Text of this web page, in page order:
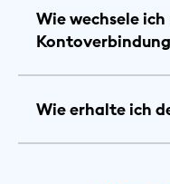
Wie wechsele
Wie erhalte ich